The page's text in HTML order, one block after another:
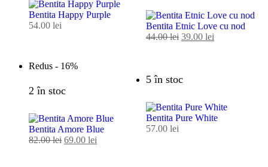
Bentita Happy Purple
54.00 lei
Bentita Etnic Love cu nod
44.00lei 39.00 lei
Redus - 16%
2 în stoc
Bentita Amore Blue
82.00lei 69.00 lei
5 în stoc
Bentita Pure White
57.00 lei